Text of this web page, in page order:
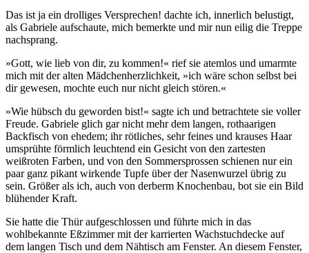
Das ist ja ein drolliges Versprechen! dachte ich, innerlich belustigt,
als Gabriele aufschaute, mich bemerkte und mir nun eilig die Treppe
nachsprang.
»Gott, wie lieb von dir, zu kommen!« rief sie atemlos und umarmte
mich mit der alten Mädchenherzlichkeit, »ich wäre schon selbst bei
dir gewesen, mochte euch nur nicht gleich stören.«
»Wie hübsch du geworden bist!« sagte ich und betrachtete sie voller
Freude. Gabriele glich gar nicht mehr dem langen, rothaarigen
Backfisch von ehedem; ihr rötliches, sehr feines und krauses Haar
umsprühte förmlich leuchtend ein Gesicht von den zartesten
weißroten Farben, und von den Sommersprossen schienen nur ein
paar ganz pikant wirkende Tupfe über der Nasenwurzel übrig zu
sein. Größer als ich, auch von derberm Knochenbau, bot sie ein Bild
blühender Kraft.
Sie hatte die Thür aufgeschlossen und führte mich in das
wohlbekannte Eßzimmer mit der karrierten Wachstuchdecke auf
dem langen Tisch und dem Nähtisch am Fenster. An diesem Fenster,